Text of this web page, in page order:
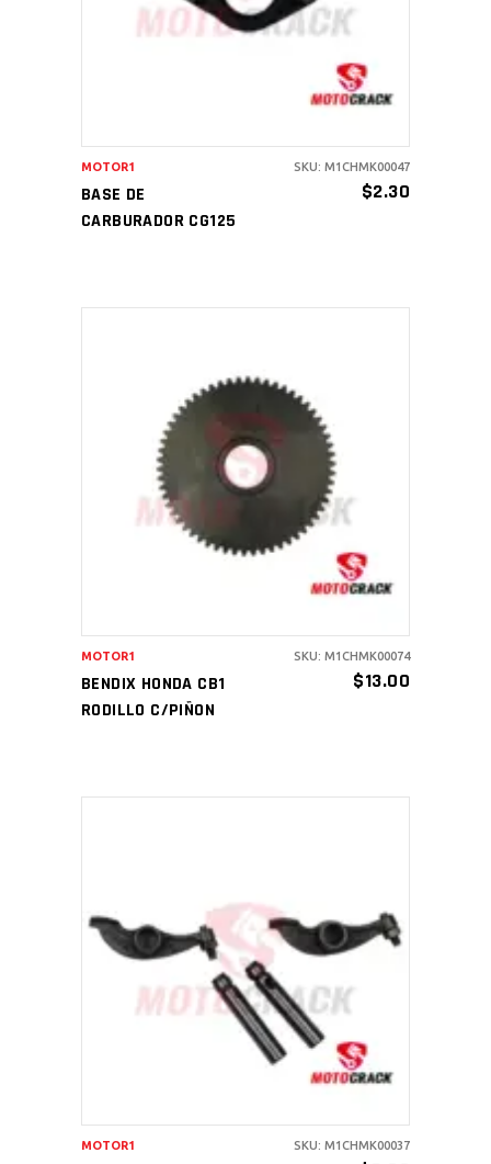
BASE DE
CARBURADOR CG125
$2.30
MOTOR1 SKU: M1CHMK00047
AÑADIR AL CARRITO
BENDIX HONDA CB1
RODILLO C/PIÑON
$13.00
MOTOR1 SKU: M1CHMK00074
AÑADIR AL CARRITO
MOTOR1 SKU: M1CHMK00037